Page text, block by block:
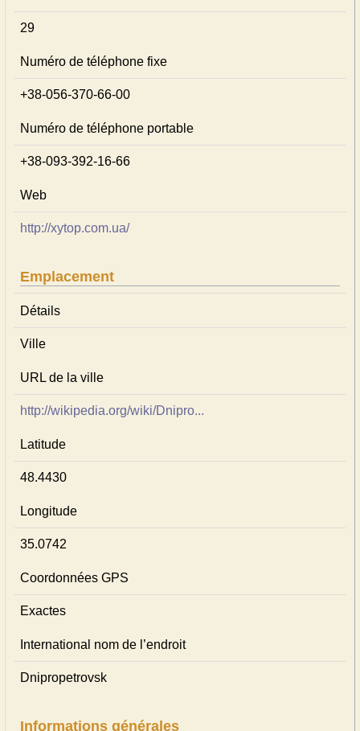
29
Numéro de téléphone fixe
+38-056-370-66-00
Numéro de téléphone portable
+38-093-392-16-66
Web
http://xytop.com.ua/
Emplacement
Détails
Ville
URL de la ville
http://wikipedia.org/wiki/Dnipro...
Latitude
48.4430
Longitude
35.0742
Coordonnées GPS
Exactes
International nom de l’endroit
Dnipropetrovsk
Informations générales